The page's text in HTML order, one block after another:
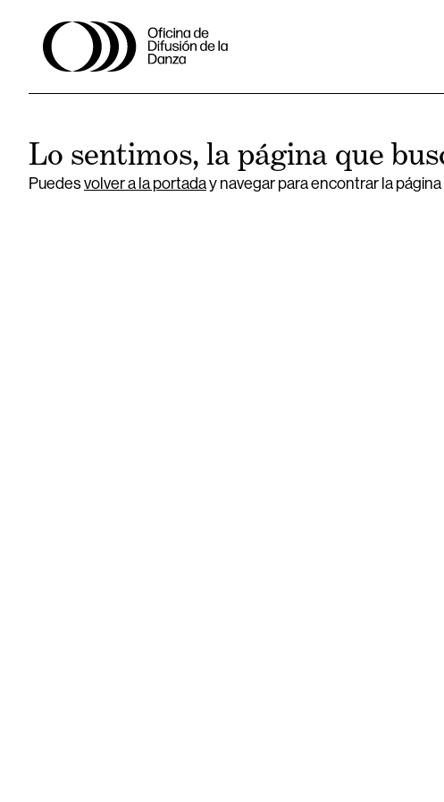
Lo sentimos, la página que
Puedesvolver a la portaday navegar para encontrar la